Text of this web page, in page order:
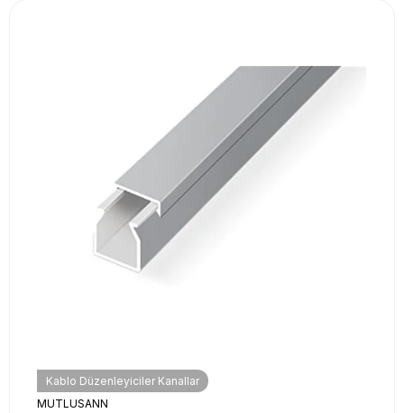
Kablo Düzenleyiciler Kanallar
MUTLUSANN